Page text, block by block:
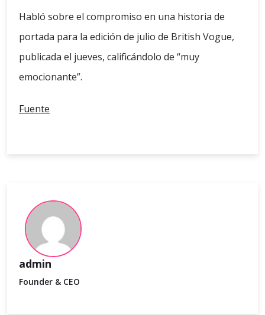
Habló sobre el compromiso en una historia de
portada para la edición de julio de British Vogue,
publicada el jueves, calificándolo de “muy
emocionante”.
Fuente
admin
Founder & CEO